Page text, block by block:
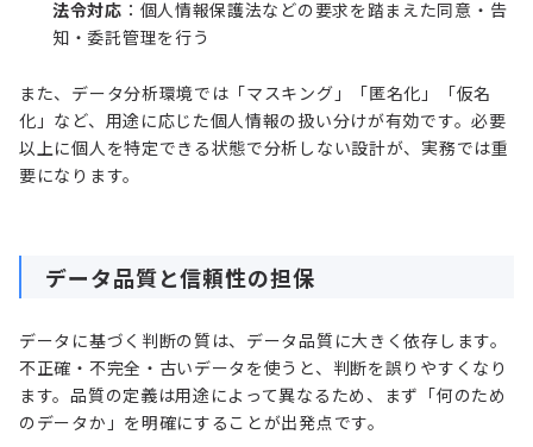
法令対応 ：個人情報保護法などの要求を踏まえた同意・告
知・委託管理を行う
また、データ分析環境では「マスキング」「匿名化」「仮名
化」など、用途に応じた個人情報の扱い分けが有効です。必要
以上に個人を特定できる状態で分析しない設計が、実務では重
要になります。
データ品質と信頼性の担保
データに基づく判断の質は、データ品質に大きく依存します。
不正確・不完全・古いデータを使うと、判断を誤りやすくなり
ます。品質の定義は用途によって異なるため、まず「何のため
のデータか」を明確にすることが出発点です。